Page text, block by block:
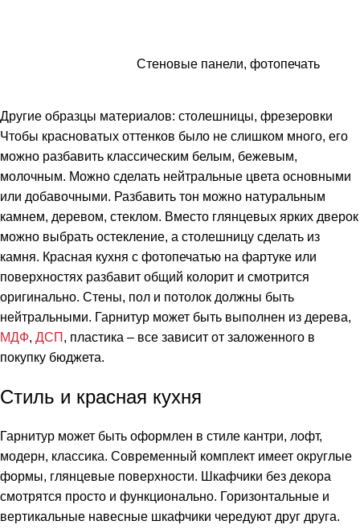
Стеновые панели, фотопечать
Другие образцы материалов: столешницы, фрезеровки
Чтобы красноватых оттенков было не слишком много, его
можно разбавить классическим белым, бежевым,
молочным. Можно сделать нейтральные цвета основными
или добавочными. Разбавить тон можно натуральным
камнем, деревом, стеклом. Вместо глянцевых ярких дверок
можно выбрать остекление, а столешницу сделать из
камня. Красная кухня с фотопечатью на фартуке или
поверхностях разбавит общий колорит и смотрится
оригинально. Стены, пол и потолок должны быть
нейтральными. Гарнитур может быть выполнен из дерева,
МДФ, ДСП , пластика – все зависит от заложенного в
покупку бюджета.
Стиль и красная кухня
Гарнитур может быть оформлен в стиле кантри, лофт,
модерн, классика. Современный комплект имеет округлые
формы, глянцевые поверхности. Шкафчики без декора
смотрятся просто и функционально. Горизонтальные и
вертикальные навесные шкафчики чередуют друг друга.